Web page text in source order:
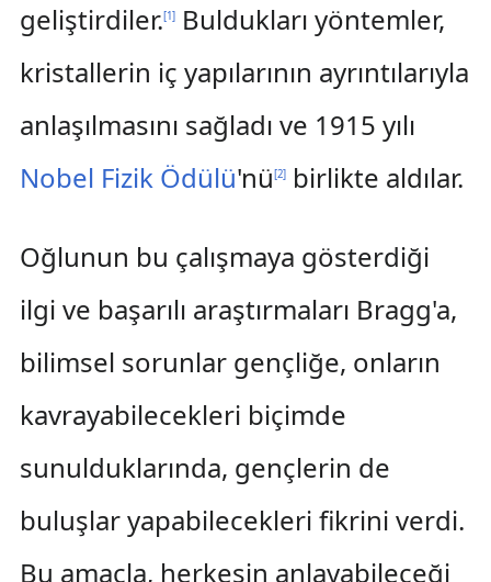
geliştirdiler.[1]Buldukları yöntemler,
kristallerin iç yapılarının ayrıntılarıyla
anlaşılmasını sağladı ve 1915 yılı
Nobel Fizik Ödülü'nü[2]birlikte aldılar.
Oğlunun bu çalışmaya gösterdiği
ilgi ve başarılı araştırmaları Bragg'a,
bilimsel sorunlar gençliğe, onların
kavrayabilecekleri biçimde
sunulduklarında, gençlerin de
buluşlar yapabilecekleri fikrini verdi.
Bu amaçla, herkesin anlayabileceği